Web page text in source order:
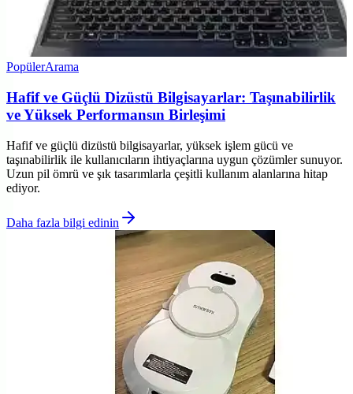
PopülerArama
Hafif ve Güçlü Dizüstü Bilgisayarlar: Taşınabilirlik
ve Yüksek Performansın Birleşimi
Hafif ve güçlü dizüstü bilgisayarlar, yüksek işlem gücü ve
taşınabilirlik ile kullanıcıların ihtiyaçlarına uygun çözümler sunuyor.
Uzun pil ömrü ve şık tasarımlarla çeşitli kullanım alanlarına hitap
ediyor.
Daha fazla bilgi edinin